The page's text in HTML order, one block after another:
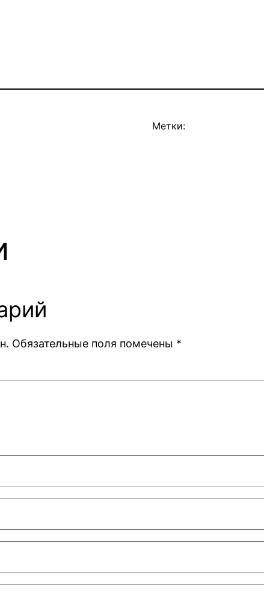
Метки:
Обязательные поля помечены *